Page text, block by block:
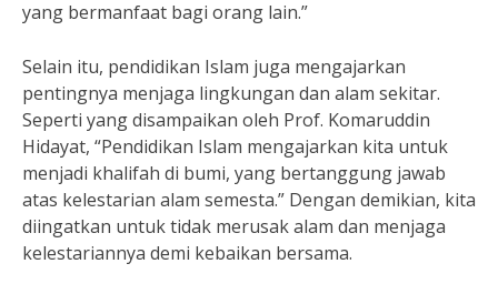
yang bermanfaat bagi orang lain.”
Selain itu, pendidikan Islam juga mengajarkan
pentingnya menjaga lingkungan dan alam sekitar.
Seperti yang disampaikan oleh Prof. Komaruddin
Hidayat, “Pendidikan Islam mengajarkan kita untuk
menjadi khalifah di bumi, yang bertanggung jawab
atas kelestarian alam semesta.” Dengan demikian, kita
diingatkan untuk tidak merusak alam dan menjaga
kelestariannya demi kebaikan bersama.